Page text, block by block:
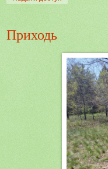
Приходь